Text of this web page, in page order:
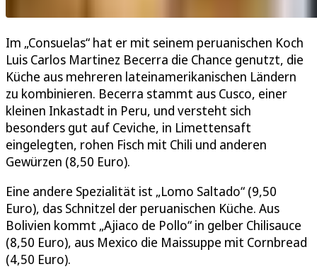
Im „Consuelas“ hat er mit seinem peruanischen Koch
Luis Carlos Martinez Becerra die Chance genutzt, die
Küche aus mehreren lateinamerikanischen Ländern
zu kombinieren. Becerra stammt aus Cusco, einer
kleinen Inkastadt in Peru, und versteht sich
besonders gut auf Ceviche, in Limettensaft
eingelegten, rohen Fisch mit Chili und anderen
Gewürzen (8,50 Euro).
Eine andere Spezialität ist „Lomo Saltado“ (9,50
Euro), das Schnitzel der peruanischen Küche. Aus
Bolivien kommt „Ajiaco de Pollo“ in gelber Chilisauce
(8,50 Euro), aus Mexico die Maissuppe mit Cornbread
(4,50 Euro).